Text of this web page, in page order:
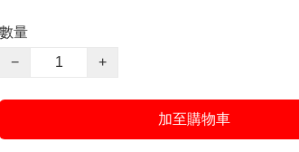
數量
−
+
加至購物車